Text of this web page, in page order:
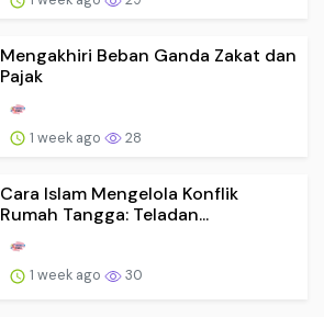
Mengakhiri Beban Ganda Zakat dan
Pajak
1 week ago 28
Cara Islam Mengelola Konflik
Rumah Tangga: Teladan...
1 week ago 30